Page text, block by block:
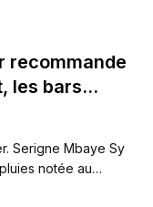
recommande
les bars…
Serigne Mbaye Sy
notée au…